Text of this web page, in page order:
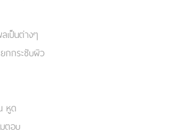
ญหา)
ป็นต่างๆ
กระชับผิว